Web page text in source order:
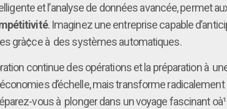
et l’analyse de données avancée, permet
. Imaginez une entreprise capable
grà¢ce à des systèmes automatiques.
continue des opérations et la préparation à
d’échelle, mais transforme
vous à plonger dans un voyage fascinant